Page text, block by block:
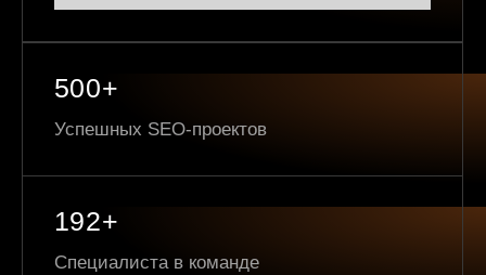
500+
Успешных SEO-проектов
192+
Специалиста в команде